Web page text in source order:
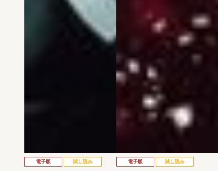
電子版 試し読み 電子版 試し読み